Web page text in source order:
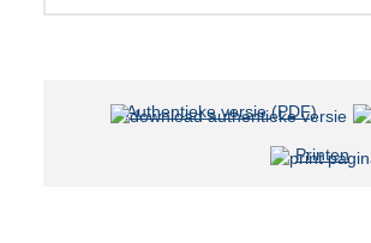
Authentieke versie (PDF)b
s
Printen